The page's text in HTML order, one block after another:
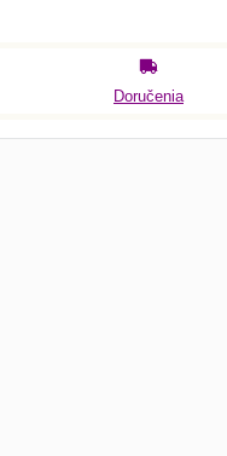
Doručenia